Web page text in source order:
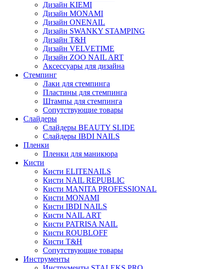
Дизайн KIEMI
Дизайн MONAMI
Дизайн ONENAIL
Дизайн SWANKY STAMPING
Дизайн T&H
Дизайн VELVETIME
Дизайн ZOO NAIL ART
Аксессуары для дизайна
Стемпинг
Лаки для стемпинга
Пластины для стемпинга
Штампы для стемпинга
Сопутствующие товары
Слайдеры
Слайдеры BEAUTY SLIDE
Слайдеры IBDI NAILS
Пленки
Пленки для маникюра
Кисти
Кисти ELITENAILS
Кисти NAIL REPUBLIC
Кисти MANITA PROFESSIONAL
Кисти MONAMI
Кисти IBDI NAILS
Кисти NAIL ART
Кисти PATRISA NAIL
Кисти ROUBLOFF
Кисти T&H
Сопутствующие товары
Инструменты